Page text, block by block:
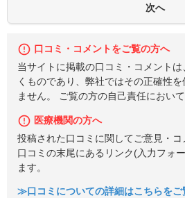
口コミ・コメントをご覧の方へ
当サイトに掲載の口コミ・コメント
くものであり、弊社ではその正確性
ません。 ご覧の方の自己責任におい
医療機関の方へ
投稿された口コミに関してご意見・
口コミの末尾にあるリンク(入力フォ
ます。
≫口コミについての詳細はこちらをご